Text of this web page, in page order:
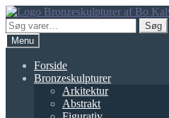
Spring
til
navigation
Spring
til
indhold
Søg
efter:
Søg
Menu
Forside
Bronzeskulpturer
Arkitektur
Abstrakt